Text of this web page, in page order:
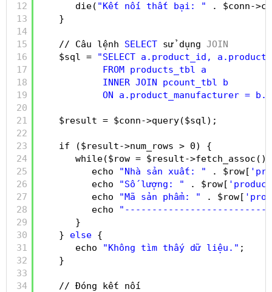
12
13
14
15
16
17
18
19
20
21
22
23
24
25
26
27
28
29
30
31
32
33
34
die( "Kết nối thất bại: "
. $conn-
}
// Câu lệnh SELECT sử dụng JOIN
$sql =
"SELECT a.product_id,
FROM products_tbl a
INNER JOIN pcount_tbl b
ON a.product_manufacturer =
$result = $conn->query($sql);
if ($result->num_rows > 0) {
while($row = $result-
echo
"Nhà sản xuất: " . $row[
echo
"Số lượng: " . $row[
echo
"Mã sản phẩm: " . $row[
echo
}
} else {
echo
"Không tìm thấy dữ liệu." ;
}
// Đóng kết nối